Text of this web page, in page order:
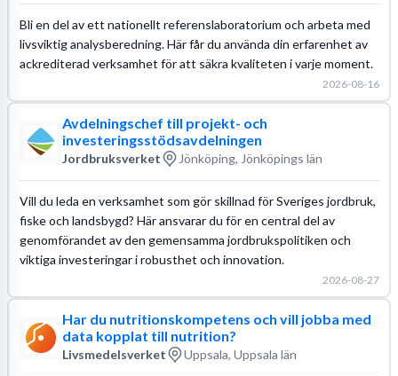
Bli en del av ett nationellt referenslaboratorium och arbeta med
livsviktig analysberedning. Här får du använda din erfarenhet av
ackrediterad verksamhet för att säkra kvaliteten i varje moment.
2026-08-16
Avdelningschef till projekt- och
investeringsstödsavdelningen
Jordbruksverket Jönköping, Jönköpings län
Vill du leda en verksamhet som gör skillnad för Sveriges jordbruk,
fiske och landsbygd? Här ansvarar du för en central del av
genomförandet av den gemensamma jordbrukspolitiken och
viktiga investeringar i robusthet och innovation.
2026-08-27
Har du nutritionskompetens och vill jobba med
data kopplat till nutrition?
Livsmedelsverket Uppsala, Uppsala län